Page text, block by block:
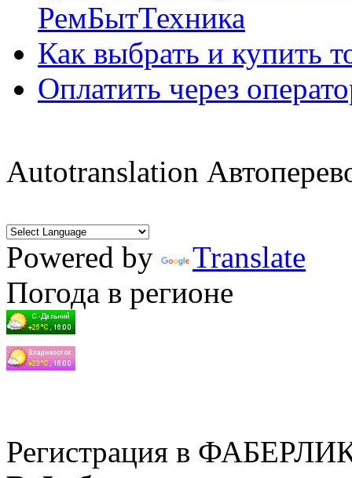
РемБытТехника
Как выбрать и купить
Оплатить через
Autotranslation
Powered by
Translate
Погода в регионе
Регистрация в